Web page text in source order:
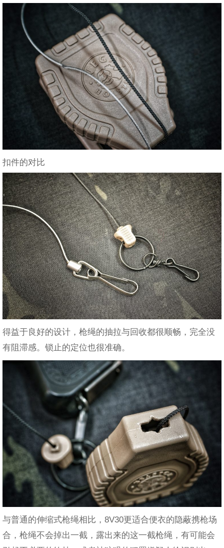
扣件的对比
得益于良好的设计，枪绳的抽拉与回收都很顺畅，完全没
有阻滞感。锁止的定位也很准确。
与普通的伸缩式枪绳相比，8V30更适合便衣的隐蔽携枪场
合，枪绳不会掉出一截，露出来的这一截枪绳，有可能会